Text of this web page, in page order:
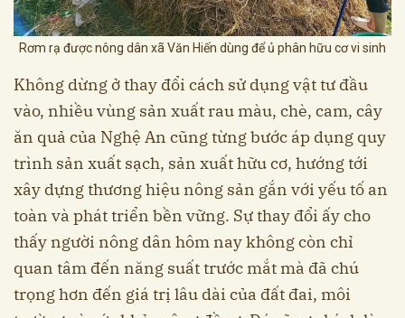
Rơm rạ được nông dân xã Văn Hiến dùng để ủ phân hữu cơ vi sinh
Không dừng ở thay đổi cách sử dụng vật tư đầu
vào, nhiều vùng sản xuất rau màu, chè, cam, cây
ăn quả của Nghệ An cũng từng bước áp dụng quy
trình sản xuất sạch, sản xuất hữu cơ, hướng tới
xây dựng thương hiệu nông sản gắn với yếu tố an
toàn và phát triển bền vững. Sự thay đổi ấy cho
thấy người nông dân hôm nay không còn chỉ
quan tâm đến năng suất trước mắt mà đã chú
trọng hơn đến giá trị lâu dài của đất đai, môi